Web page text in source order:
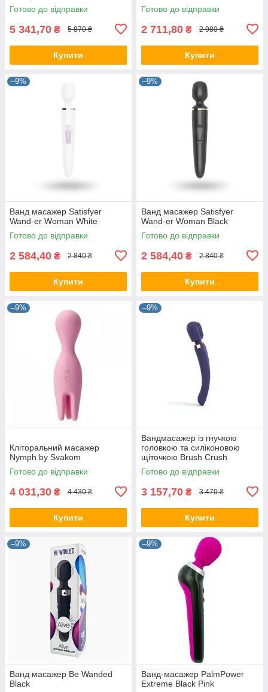
Готово до відправки
5 341,70 ₴ 5 870 ₴
Купити
Готово до відправки
2 711,80 ₴ 2 980 ₴
Купити
–9%
Ванд масажер Satisfyer
Wand-er Woman White
Готово до відправки
2 584,40 ₴ 2 840 ₴
Купити
–9%
Ванд масажер Satisfyer
Wand-er Woman Black
Готово до відправки
2 584,40 ₴ 2 840 ₴
Купити
–9%
Кліторальний масажер
Nymph by Svakom
Готово до відправки
4 031,30 ₴ 4 430 ₴
Купити
–9%
Вандмасажер із гнучкою
головкою та силіконовою
щіточкою Brush Crush
Midnight Indigo
Готово до відправки
3 157,70 ₴ 3 470 ₴
Купити
–9%
Ванд масажер Be Wanded
Black
–9%
Ванд-масажер PalmPower
Extreme Black Pink